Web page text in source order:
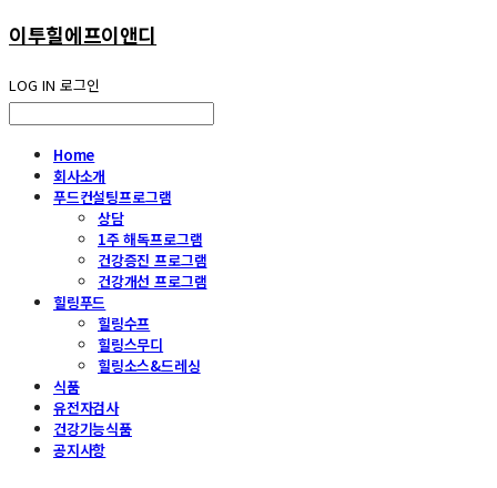
이투힐에프이앤디
LOG IN 로그인
Home
회사소개
푸드컨설팅프로그램
상담
1주 해독프로그램
건강증진 프로그램
건강개선 프로그램
힐링푸드
힐링수프
힐링스무디
힐링소스&드레싱
식품
유전자검사
건강기능식품
공지사항